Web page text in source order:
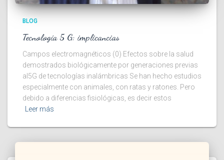
BLOG
Tecnología 5 G: implicancias
Campos electromagnéticos (0) Efectos sobre la salud
demostrados biológicamente por generaciones previas
al5G de tecnologías inalámbricas Se han hecho estudios
especialmente con animales, con ratas y ratones. Pero
debido a diferencias fisiológicas, es decir estos
Leer más